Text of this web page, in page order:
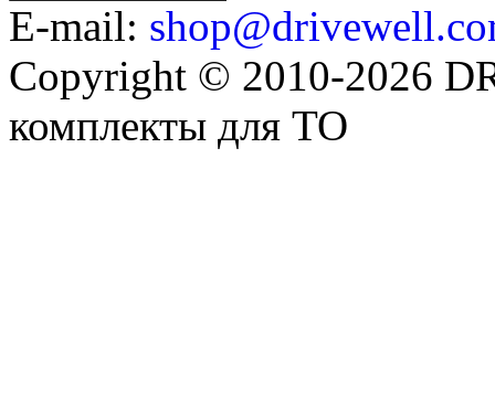
E-mail:
Copyright © 2010-2026
комплекты для ТО